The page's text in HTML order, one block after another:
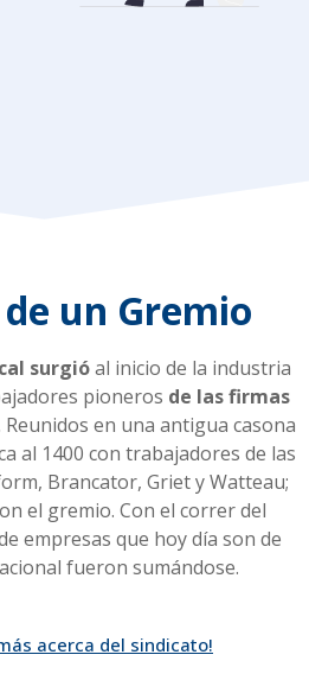
un Gremio
surgióal inicio de la industria
pioneros de las firmas
Reunidos en una antigua casona
al 1400 con trabajadores de las
Brancator, Griet y Watteau;
el gremio. Con el correr del
empresas que hoy día son de
fueron sumándose.
acerca del sindicato!